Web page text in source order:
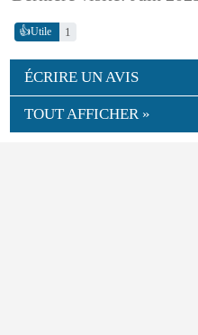
👍Utile 1
ÉCRIRE UN AVIS
TOUT AFFICHER »